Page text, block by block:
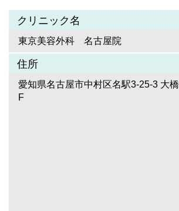
クリニック名
東京美容外科 名古屋院
住所
愛知県名古屋市中村区名駅3-25-3 大
F